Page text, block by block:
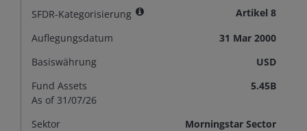
SFDR-Kategorisierung
Artikel 8
Auflegungsdatum
31 Mar 2000
Basiswährung
USD
Fund Assets
As of 31/07/26
5.45B
Sektor
Morningstar Sector